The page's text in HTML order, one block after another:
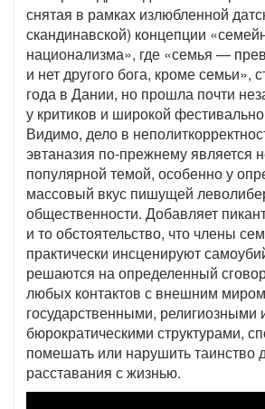
снятая в рамках излюбленной
скандинавской) концепции
национализма», где «семья —
и нет другого бога, кроме семьи»,
года в Дании, но прошла почти
у критиков и широкой
Видимо, дело в
эвтаназия по-прежнему является
популярной темой, особенно у
массовый вкус пишущей
общественности. Добавляет
и то обстоятельство, что члены
практически инсценируют
решаются на определенный
любых контактов с внешним
государственными, религиозными
бюрократическими структурами,
помешать или нарушить таинство
расставания с жизнью.